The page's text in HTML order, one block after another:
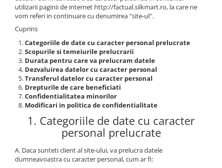
ELOTOP
Aparat pentru sudare bolturi cu
descarcare capacitiva KST108 / KST
110 cu descarcarea
condensatorilor+Pistolet ESP 1K
Aparate pentru taiere cu Plasma
Aparate pentru curatarea inoxului
Aparate pentru incalzire prin
inductie
Aparate pentru ascutire electrozi
WOLFRAM
Automatizari
Echipamente de exhaustare
Pistolete MIG-MAG si Consumabile
utilizarii paginii de internet http://factual.silkmart.ro, la care ne
vom referi in continuare cu denumirea "site-ul".
Cuprins
Categoriile de date cu caracter personal prelucrate
Scopurile si temeiurile prelucrarii
Durata pentru care va prelucram datele
Dezvaluirea datelor cu caracter personal
Transferul datelor cu caracter personal
Drepturile de care beneficiati
Confidentialitatea minorilor
Modificari in politica de confidentialitate
1. Categoriile de date cu caracter
personal prelucrate
A. Daca sunteti client al site-ului, va prelucra datele
dumneavoastra cu caracter personal, cum ar fi: